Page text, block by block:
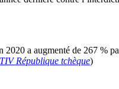
a augmenté de 267 %
République tchèque)